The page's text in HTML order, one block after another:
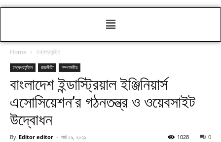
Home তথ্যপ্রযুক্তি
তথ্যপ্রযুক্তি রাজনীতি সম্পাদকীয়
বাংলাদেশ ইন্ডাস্ট্রিয়াল ইঞ্জিনিয়ার্স
এসোসিয়েশন’র গঠনতন্ত্র ও ওয়েবসাইট
উদ্বোধন
By Editor editor - মার্চ ১৯, ২০২১ 0
1028